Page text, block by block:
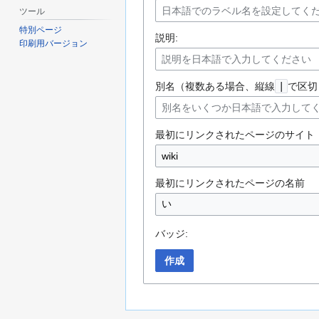
説明:
別名（複数ある場合、縦線 で区
最初にリンクされたページのサイト
最初にリンクされたページの名前
バッジ:
作成
ツール
特別ページ
印刷用バージョン